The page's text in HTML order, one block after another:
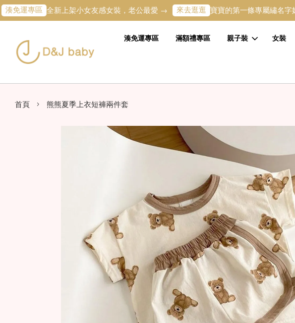
區 全新上架小女友感女裝，老公最愛 → 來去逛逛 寶寶的第一條專屬繡名字奶嘴鏈 →
湊免運專區 滿額禮專區 親子裝 女裝
首頁 › 熊熊夏季上衣短褲兩件套